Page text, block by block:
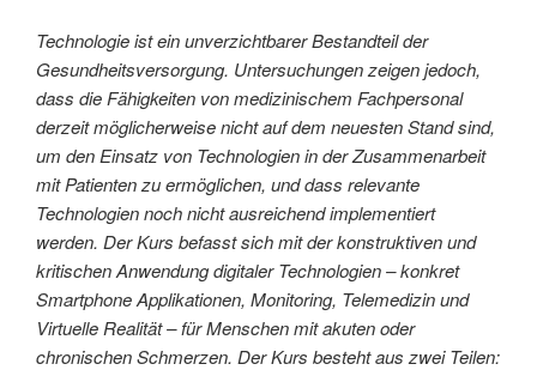
Technologie ist ein unverzichtbarer Bestandteil der
Gesundheitsversorgung. Untersuchungen zeigen jedoch,
dass die Fähigkeiten von medizinischem Fachpersonal
derzeit möglicherweise nicht auf dem neuesten Stand sind,
um den Einsatz von Technologien in der Zusammenarbeit
mit Patienten zu ermöglichen, und dass relevante
Technologien noch nicht ausreichend implementiert
werden. Der Kurs befasst sich mit der konstruktiven und
kritischen Anwendung digitaler Technologien – konkret
Smartphone Applikationen, Monitoring, Telemedizin und
Virtuelle Realität – für Menschen mit akuten oder
chronischen Schmerzen. Der Kurs besteht aus zwei Teilen: